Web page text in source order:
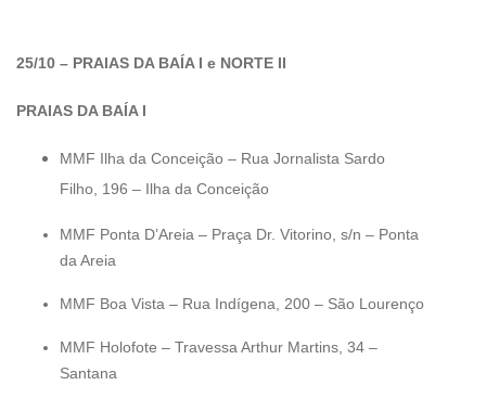
25/10 – PRAIAS DA BAÍA I e NORTE II
PRAIAS DA BAÍA I
MMF Ilha da Conceição – Rua Jornalista Sardo
Filho, 196 – Ilha da Conceição
MMF Ponta D’Areia – Praça Dr. Vitorino, s/n – Ponta
da Areia
MMF Boa Vista – Rua Indígena, 200 – São Lourenço
MMF Holofote – Travessa Arthur Martins, 34 –
Santana